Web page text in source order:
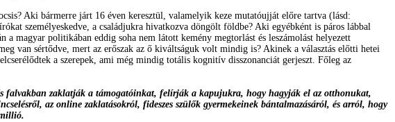
Aki bármerre járt 16 éven keresztül, valamelyik keze mutatóujját előre tartva (lásd:
személyeskedve, a családjukra hivatkozva döngölt földbe? Aki egyébként is páros lábbal
a magyar politikában eddig soha nem látott kemény megtorlást és leszámolást helyezett
van sértődve, mert az erőszak az ő kiváltságuk volt mindig is? Akinek a választás előtti hetei
a szerepek, ami még mindig totális kognitív disszonanciát gerjeszt. Főleg az
falvakban zaklatják a támogatóinkat, felírják a kapujukra, hogy hagyják el az otthonukat,
az online zaklatásokról, fideszes szülők gyermekeinek bántalmazásáról, és arról, hogy